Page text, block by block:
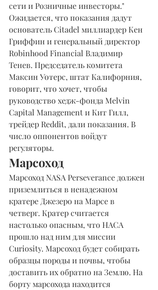
сети и Розничные инвесторы."
Ожидается, что показания дадут
основатель Citadel миллиардер Кен
Гриффин и генеральный директор
Robinhood Financial Владимир
Тенев. Председатель комитета
Максин Уотерс, штат Калифорния,
говорит, что хочет, чтобы
руководство хедж-фонда Melvin
Capital Management и Кит Гилл,
трейдер Reddit, дали показания. В
число оппонентов войдут
регуляторы.
Марсоход
Марсоход NASA Perseverance должен
приземлиться в ненадежном
кратере Джезеро на Марсе в
четверг. Кратер считается
настолько опасным, что НАСА
прошло над ним для миссии
Curiosity. Марсоход будет собирать
образцы породы и почвы, чтобы
доставить их обратно на Землю. На
борту марсохода находится